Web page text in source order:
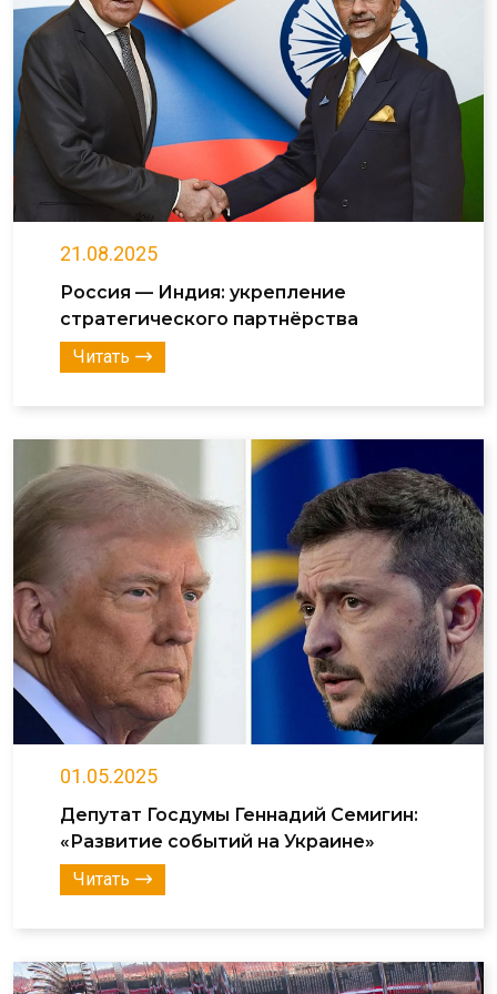
21.08.2025
Россия — Индия: укрепление
стратегического партнёрства
Читать
01.05.2025
Депутат Госдумы Геннадий Семигин:
«Развитие событий на Украине»
Читать